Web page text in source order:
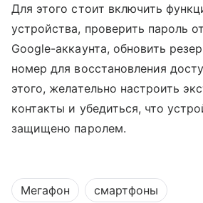
Для этого стоит включить
устройства, проверить пароль
Google-аккаунта, обновить
номер для восстановления
этого, желательно настроить
контакты и убедиться, что
защищено паролем.
Мегафон смартфоны